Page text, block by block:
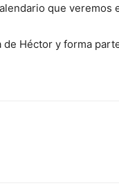
que veremos
de Héctor y forma